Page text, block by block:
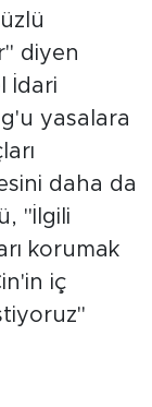
diyen
İdari
yasalara
daha da
"İlgili
korumak
iç